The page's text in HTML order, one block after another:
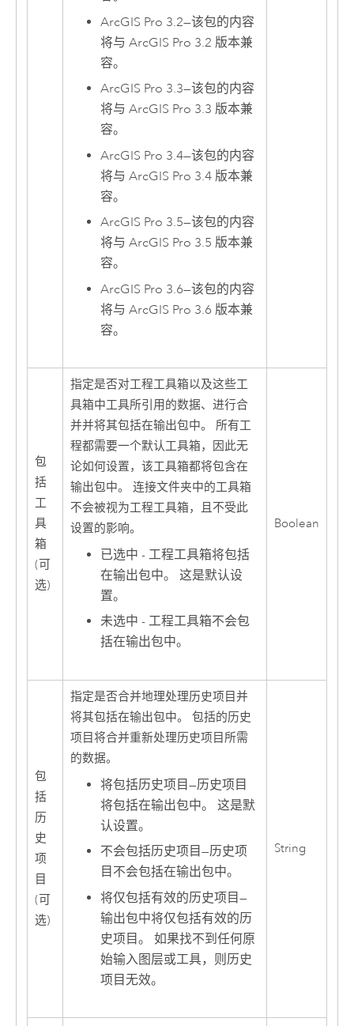
ArcGIS Pro 3.2—该包的内容
将与ArcGIS Pro 3.2 版本兼
容。
ArcGIS Pro 3.3—该包的内容
将与ArcGIS Pro 3.3 版本兼
容。
ArcGIS Pro 3.4—该包的内容
将与ArcGIS Pro 3.4 版本兼
容。
ArcGIS Pro 3.5—该包的内容
将与ArcGIS Pro 3.5 版本兼
容。
ArcGIS Pro 3.6—该包的内容
将与ArcGIS Pro 3.6 版本兼
容。
包
括
工
具
箱
(可
选)
指定是否对工程工具箱以及这些工
具箱中工具所引用的数据、进行合
并并将其包括在输出包中。 所有工
程都需要一个默认工具箱，因此无
论如何设置，该工具箱都将包含在
输出包中。 连接文件夹中的工具箱
不会被视为工程工具箱，且不受此
设置的影响。
已选中 - 工程工具箱将包括
在输出包中。 这是默认设
置。
未选中 - 工程工具箱不会包
括在输出包中。
Boolean
包
括
历
史
项
目
(可
选)
指定是否合并地理处理历史项目并
将其包括在输出包中。 包括的历史
项目将合并重新处理历史项目所需
的数据。
将包括历史项目—历史项目
将包括在输出包中。 这是默
认设置。
不会包括历史项目—历史项
目不会包括在输出包中。
将仅包括有效的历史项目—
输出包中将仅包括有效的历
史项目。 如果找不到任何原
始输入图层或工具，则历史
项目无效。
String